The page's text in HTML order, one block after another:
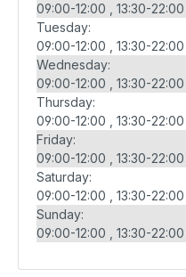
09:00-12:00
13:30-22:00
Tuesday:
09:00-12:00
13:30-22:00
Wednesday:
09:00-12:00
13:30-22:00
Thursday:
09:00-12:00
13:30-22:00
Friday:
09:00-12:00
13:30-22:00
Saturday:
09:00-12:00
13:30-22:00
Sunday:
09:00-12:00
13:30-22:00